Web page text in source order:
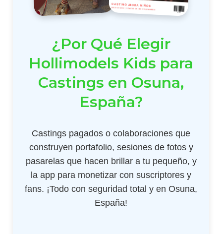
¿Por Qué Elegir
Hollimodels Kids para
Castings en Osuna,
España?
Castings pagados o colaboraciones que
construyen portafolio, sesiones de fotos y
pasarelas que hacen brillar a tu pequeño, y
la app para monetizar con suscriptores y
fans. ¡Todo con seguridad total y en Osuna,
España!